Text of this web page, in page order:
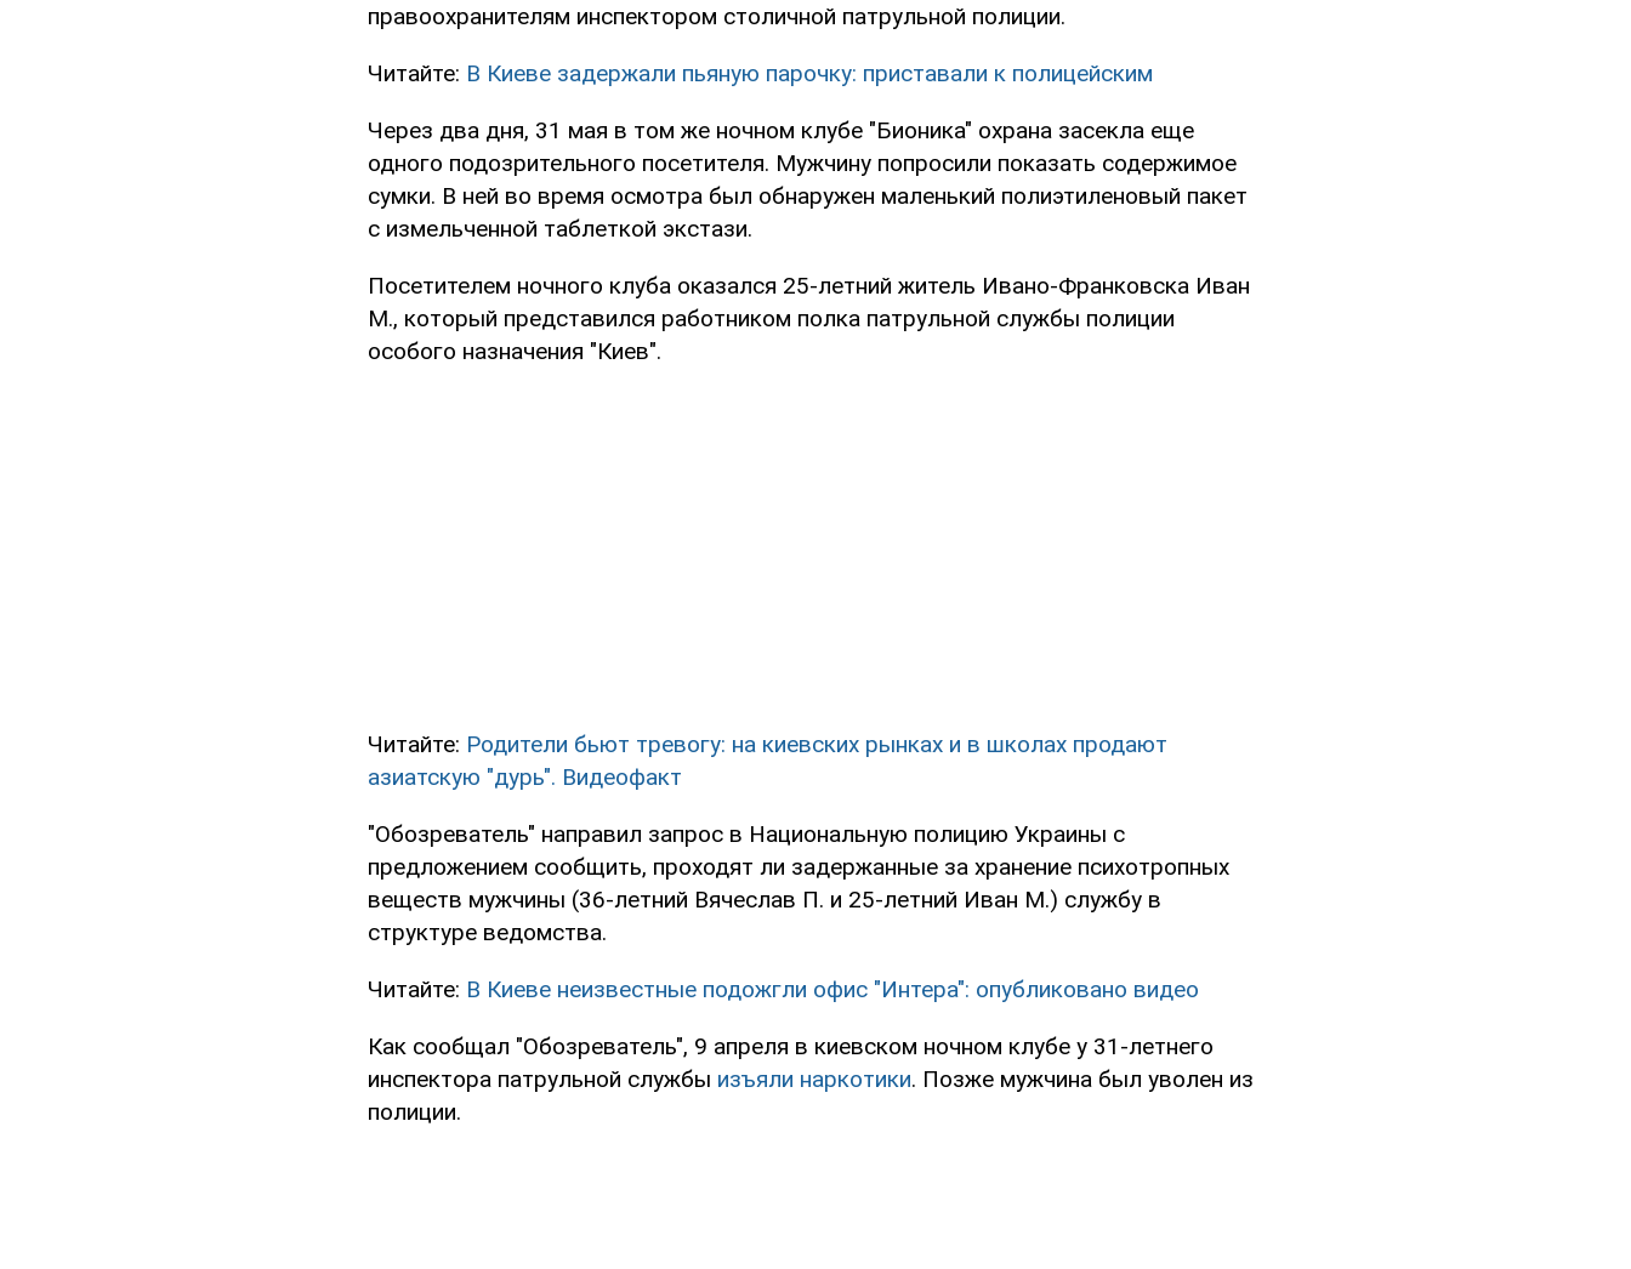
правоохранителям инспектором столичной патрульной полиции.
Читайте: В Киеве задержали пьяную парочку: приставали к полицейским
Через два дня, 31 мая в том же ночном клубе "Бионика" охрана засекла еще
одного подозрительного посетителя. Мужчину попросили показать содержимое
сумки. В ней во время осмотра был обнаружен маленький полиэтиленовый пакет
с измельченной таблеткой экстази.
Посетителем ночного клуба оказался 25-летний житель Ивано-Франковска Иван
М., который представился работником полка патрульной службы полиции
особого назначения "Киев".
Читайте: Родители бьют тревогу: на киевских рынках и в школах продают
азиатскую "дурь". Видеофакт
"Обозреватель" направил запрос в Национальную полицию Украины с
предложением сообщить, проходят ли задержанные за хранение психотропных
веществ мужчины (36-летний Вячеслав П. и 25-летний Иван М.) службу в
структуре ведомства.
Читайте: В Киеве неизвестные подожгли офис "Интера": опубликовано видео
Как сообщал "Обозреватель", 9 апреля в киевском ночном клубе у 31-летнего
инспектора патрульной службы изъяли наркотики. Позже мужчина был уволен из
полиции.